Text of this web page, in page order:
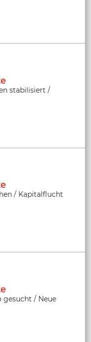
stabilisiert /
/ Kapitalflucht
gesucht / Neue